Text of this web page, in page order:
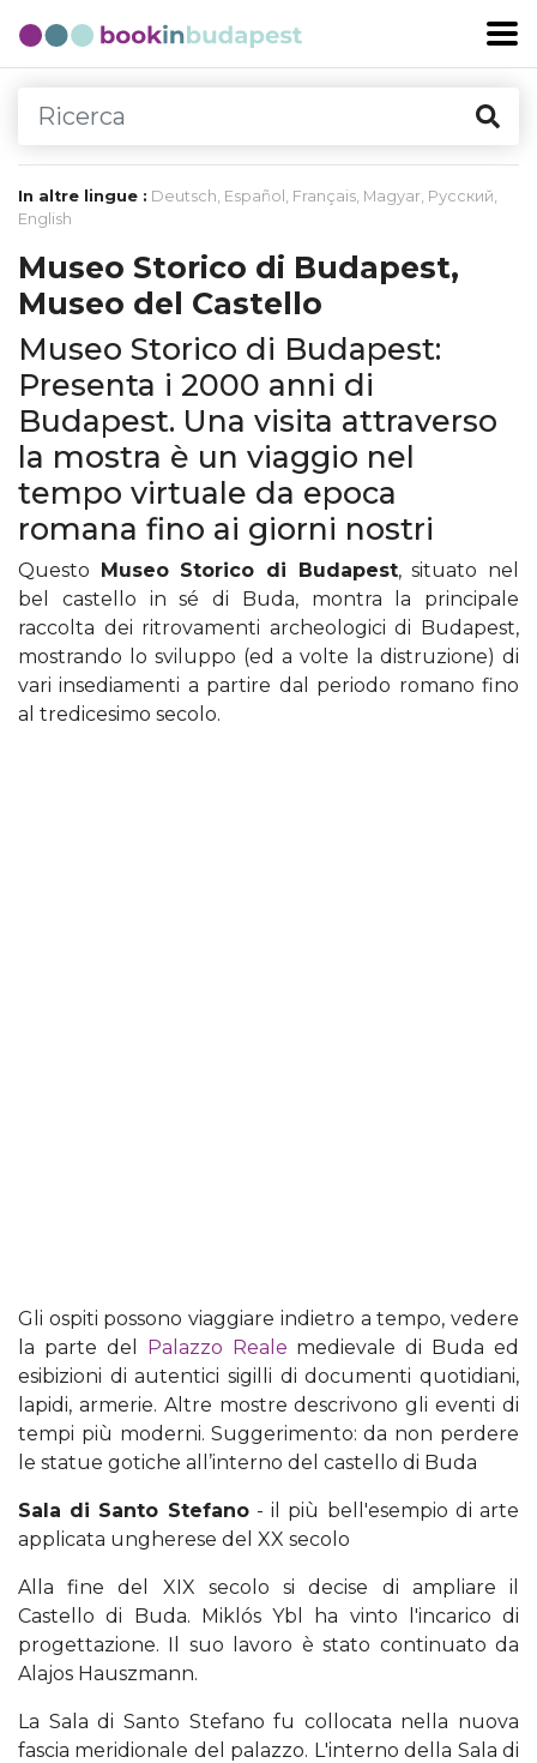
In altre lingue : Deutsch, Español , Français, Magyar, Русский,
English
Museo Storico di Budapest,
Museo del Castello
Museo Storico di Budapest:
Presenta i 2000 anni di
Budapest. Una visita attraverso
la mostra è un viaggio nel
tempo virtuale da epoca
romana fino ai giorni nostri
Questo Museo Storico di Budapest, situato nel
bel castello in sé di Buda, montra la principale
raccolta dei ritrovamenti archeologici di Budapest,
mostrando lo sviluppo (ed a volte la distruzione) di
vari insediamenti a partire dal periodo romano fino
al tredicesimo secolo.
Gli ospiti possono viaggiare indietro a tempo, vedere
la parte del Palazzo Reale medievale di Buda ed
esibizioni di autentici sigilli di documenti quotidiani,
lapidi, armerie. Altre mostre descrivono gli eventi di
tempi più moderni. Suggerimento: da non perdere
le statue gotiche all’interno del castello di Buda
Sala di Santo Stefano- il più bell'esempio di arte
applicata ungherese del XX secolo
Alla fine del XIX secolo si decise di ampliare il
Castello di Buda. Miklós Ybl ha vinto l'incarico di
progettazione. Il suo lavoro è stato continuato da
Alajos Hauszmann.
La Sala di Santo Stefano fu collocata nella nuova
fascia meridionale del palazzo. L'interno della Sala di